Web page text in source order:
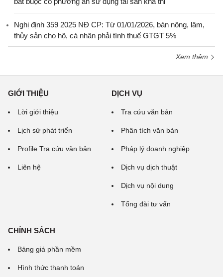
Nghị định 359 2025 NĐ CP: Từ 01/01/2026, bán nông, lâm,
thủy sản cho hộ, cá nhân phải tính thuế GTGT 5%
Xem thêm
GIỚI THIỆU
Lời giới thiệu
Lịch sử phát triển
Profile Tra cứu văn bản
Liên hệ
DỊCH VỤ
Tra cứu văn bản
Phân tích văn bản
Pháp lý doanh nghiệp
Dịch vụ dịch thuật
Dịch vụ nội dung
Tổng đài tư vấn
CHÍNH SÁCH
Bảng giá phần mềm
Hình thức thanh toán